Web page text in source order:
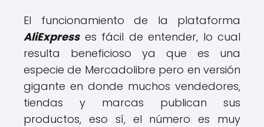
El funcionamiento de la plataforma
AliExpresses fácil de entender, lo cual
resulta beneficioso ya que es una
especie de Mercadolibre pero en versión
gigante en donde muchos vendedores,
tiendas y marcas publican sus
productos, eso sí, el número es muy